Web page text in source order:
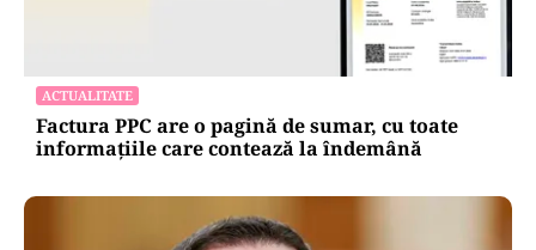
ACTUALITATE
Factura PPC are o pagină de sumar, cu toate
informațiile care contează la îndemână